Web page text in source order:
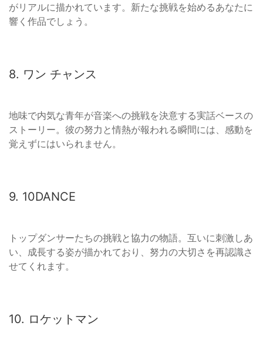
がリアルに描かれています。新たな挑戦を始めるあなたに
響く作品でしょう。
8. ワン チャンス
地味で内気な青年が音楽への挑戦を決意する実話ベースの
ストーリー。彼の努力と情熱が報われる瞬間には、感動を
覚えずにはいられません。
9. 10DANCE
トップダンサーたちの挑戦と協力の物語。互いに刺激しあ
い、成長する姿が描かれており、努力の大切さを再認識さ
せてくれます。
10. ロケットマン